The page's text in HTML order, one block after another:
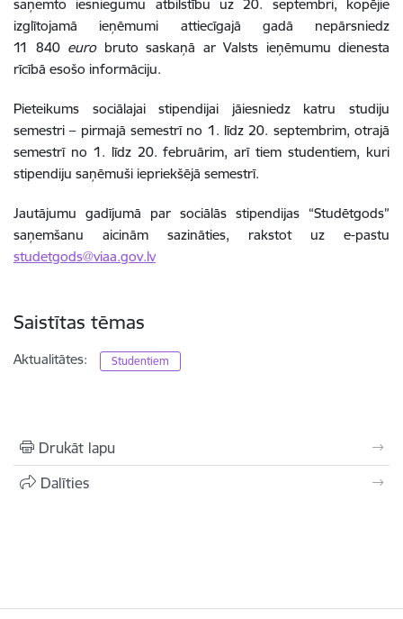
saņemto iesniegumu atbilstību uz 20. septembri, kopējie
izglītojamā ieņēmumi attiecīgajā gadā nepārsniedz
11 840 eurobruto saskaņā ar Valsts ieņēmumu dienesta
rīcībā esošo informāciju.
Pieteikums sociālajai stipendijai jāiesniedz katru studiju
semestri – pirmajā semestrī no 1. līdz 20. septembrim, otrajā
semestrī no 1. līdz 20. februārim, arī tiem studentiem, kuri
stipendiju saņēmuši iepriekšējā semestrī.
Jautājumu gadījumā par sociālās stipendijas “Studētgods”
saņemšanu aicinām sazināties, rakstot uz e-pastu
studetgods@viaa.gov.lv
Saistītas tēmas
Aktualitātes: Studentiem
Drukāt lapu
Dalīties